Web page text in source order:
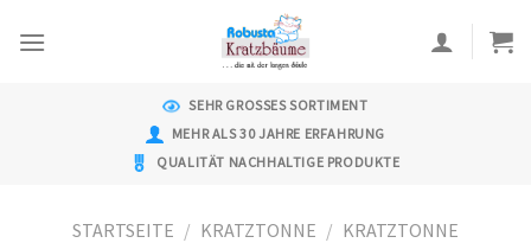
SEHR GROSSES SORTIMENT
MEHR ALS 30 JAHRE ERFAHRUNG
QUALITÄT NACHHALTIGE PRODUKTE
STARTSEITE / KRATZTONNE / KRATZTONNE